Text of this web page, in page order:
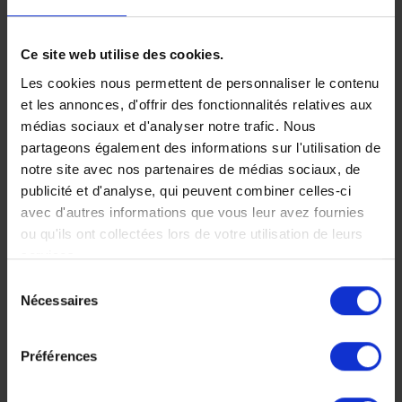
Ce site web utilise des cookies.
Les cookies nous permettent de personnaliser le contenu
et les annonces, d'offrir des fonctionnalités relatives aux
médias sociaux et d'analyser notre trafic. Nous
partageons également des informations sur l'utilisation de
notre site avec nos partenaires de médias sociaux, de
publicité et d'analyse, qui peuvent combiner celles-ci
avec d'autres informations que vous leur avez fournies
ou qu'ils ont collectées lors de votre utilisation de leurs
services.
Nécessaires
Préférences
inédit :
Olmèques et
Mayas, de
Veracruz au
Chiapas
Le site d'El Tajin peu
connu mérite le détour
la côte Emeraude, un
Mexique différent.
20 jours, à partir de 6
Autotour